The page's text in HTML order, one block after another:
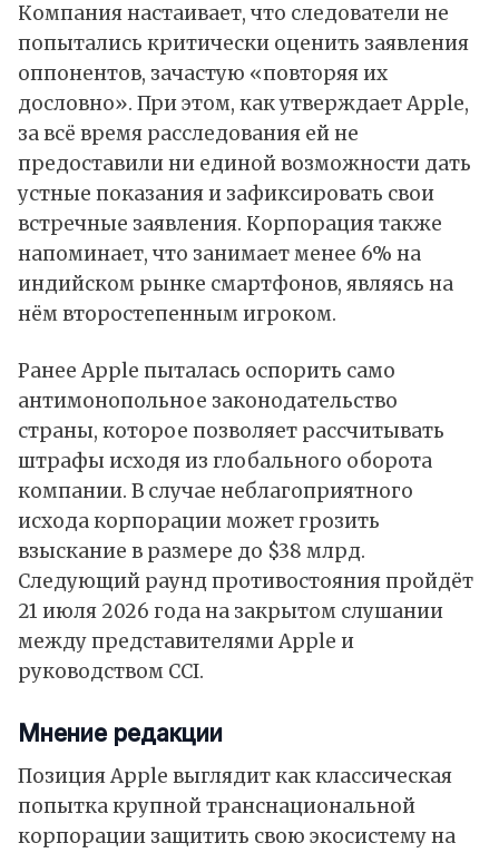
Компания настаивает, что следователи не
попытались критически оценить заявления
оппонентов, зачастую «повторяя их
дословно». При этом, как утверждает Apple,
за всё время расследования ей не
предоставили ни единой возможности дать
устные показания и зафиксировать свои
встречные заявления. Корпорация также
напоминает, что занимает менее 6% на
индийском рынке смартфонов, являясь на
нём второстепенным игроком.
Ранее Apple пыталась оспорить само
антимонопольное законодательство
страны, которое позволяет рассчитывать
штрафы исходя из глобального оборота
компании. В случае неблагоприятного
исхода корпорации может грозить
взыскание в размере до $38 млрд.
Следующий раунд противостояния пройдёт
21 июля 2026 года на закрытом слушании
между представителями Apple и
руководством CCI.
Мнение редакции
Позиция Apple выглядит как классическая
попытка крупной транснациональной
корпорации защитить свою экосистему на